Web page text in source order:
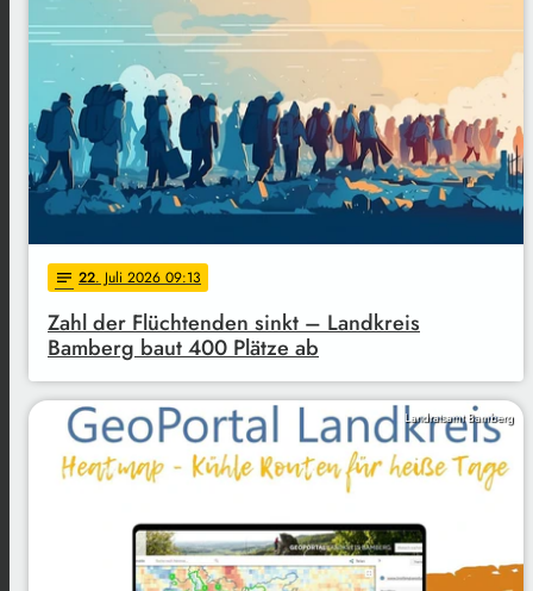
notes 22. Juli 2026 09:13
Zahl der Flüchtenden sinkt – Landkreis
Bamberg baut 400 Plätze ab
Landratsamt Bamberg